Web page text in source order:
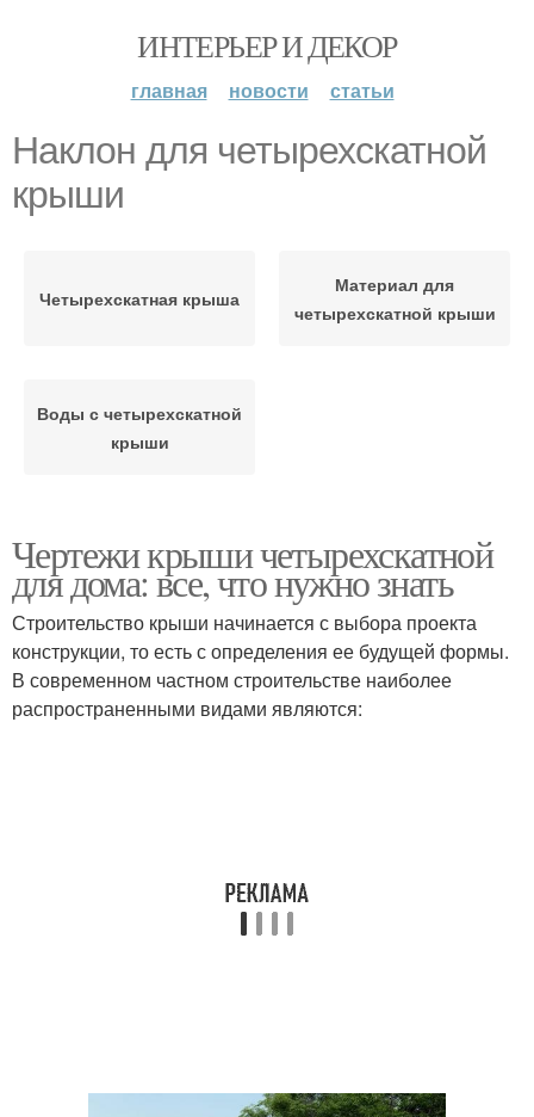
ИНТЕРЬЕР И ДЕКОР
главная новости статьи
Наклон для четырехскатной
крыши
Четырехскатная крыша
Материал для
четырехскатной крыши
Воды с четырехскатной
крыши
Чертежи крыши четырехскатной
для дома: все, что нужно знать
Строительство крыши начинается с выбора проекта
конструкции, то есть с определения ее будущей формы.
В современном частном строительстве наиболее
распространенными видами являются: